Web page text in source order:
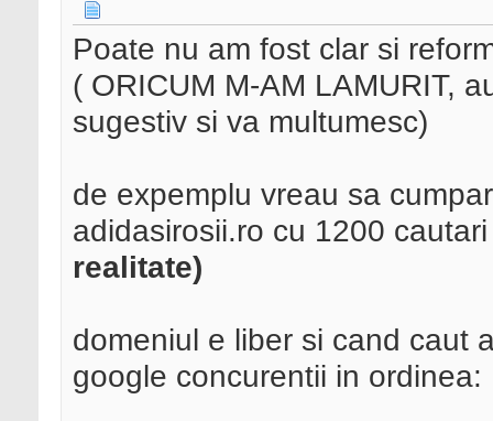
Poate nu am fost clar si
( ORICUM M-AM LAMURIT,
sugestiv si va multumesc)
de expemplu vreau sa
adidasirosii.ro cu 1200
realitate)
domeniul e liber si cand caut
google concurentii in ordinea: